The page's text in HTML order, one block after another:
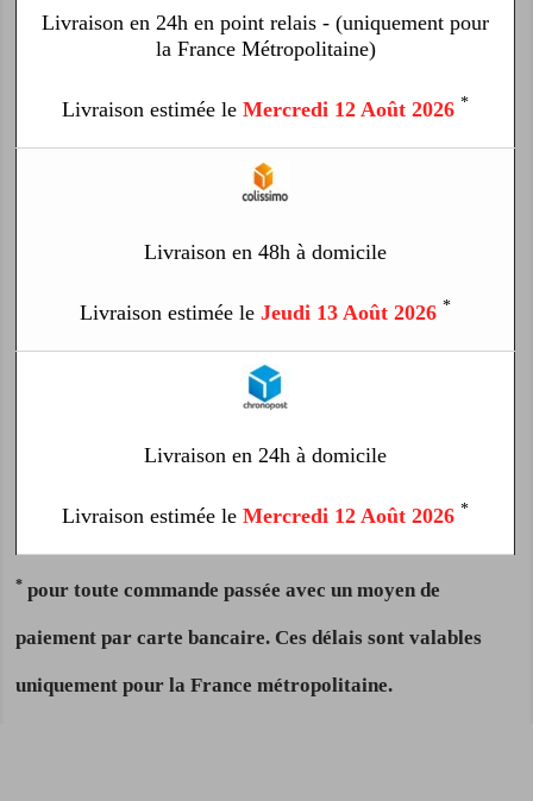
Livraison en 24h en point relais - (uniquement pour
la France Métropolitaine)
Livraison estimée le Mercredi 12 Août 2026 *
Livraison en 48h à domicile
Livraison estimée le Jeudi 13 Août 2026 *
Livraison en 24h à domicile
Livraison estimée le Mercredi 12 Août 2026 *
* pour toute commande passée avec un moyen de
paiement par carte bancaire. Ces délais sont valables
uniquement pour la France métropolitaine.